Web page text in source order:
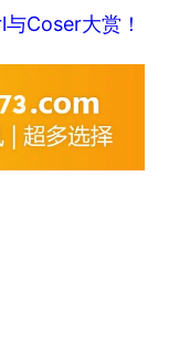
Coser大赏！